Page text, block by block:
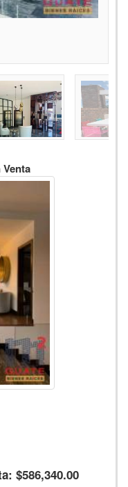
$586,340.00